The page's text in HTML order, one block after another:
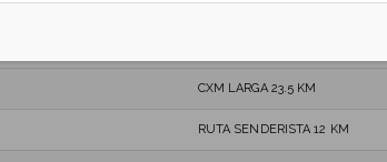
CXM LARGA 23.5 KM
CXM LARGA 23.5 KM
RUTA SENDERISTA 12 KM